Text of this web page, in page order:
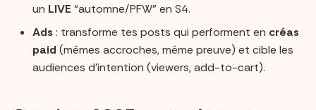
un LIVE “automne/PFW” en S4.
Ads : transforme tes posts qui performent en créas
paid (mêmes accroches, même preuve) et cible les
audiences d’intention (viewers, add-to-cart).